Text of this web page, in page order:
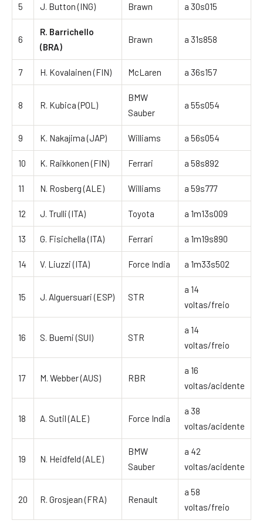
5 J. Button (ING) Brawn a 30s015
6
R. Barrichello
(BRA)
Brawn a 31s858
7 H. Kovalainen (FIN) McLaren a 36s157
8 R. Kubica (POL)
BMW
Sauber
a 55s054
9 K. Nakajima (JAP) Williams a 56s054
10 K. Raikkonen (FIN) Ferrari a 58s892
11 N. Rosberg (ALE) Williams a 59s777
12 J. Trulli (ITA) Toyota a 1m13s009
13 G. Fisichella (ITA) Ferrari a 1m19s890
14 V. Liuzzi (ITA) Force India a 1m33s502
15 J. Alguersuari (ESP) STR
a 14
voltas/freio
16 S. Buemi (SUI) STR
a 14
voltas/freio
17 M. Webber (AUS) RBR
a 16
voltas/acidente
18 A. Sutil (ALE) Force India
a 38
voltas/acidente
19 N. Heidfeld (ALE)
BMW
Sauber
a 42
voltas/acidente
20 R. Grosjean (FRA) Renault
a 58
voltas/freio